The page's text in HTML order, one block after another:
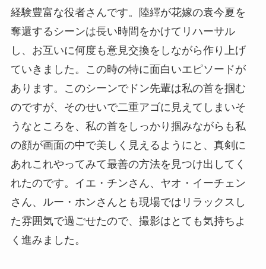
経験豊富な役者さんです。陸繹が花嫁の袁今夏を
奪還するシーンは長い時間をかけてリハーサル
し、お互いに何度も意見交換をしながら作り上げ
ていきました。この時の特に面白いエピソードが
あります。このシーンでドン先輩は私の首を掴む
のですが、そのせいで二重アゴに見えてしまいそ
うなところを、私の首をしっかり掴みながらも私
の顔が画面の中で美しく見えるようにと、真剣に
あれこれやってみて最善の方法を見つけ出してく
れたのです。イエ・チンさん、ヤオ・イーチェン
さん、ルー・ホンさんとも現場ではリラックスし
た雰囲気で過ごせたので、撮影はとても気持ちよ
く進みました。